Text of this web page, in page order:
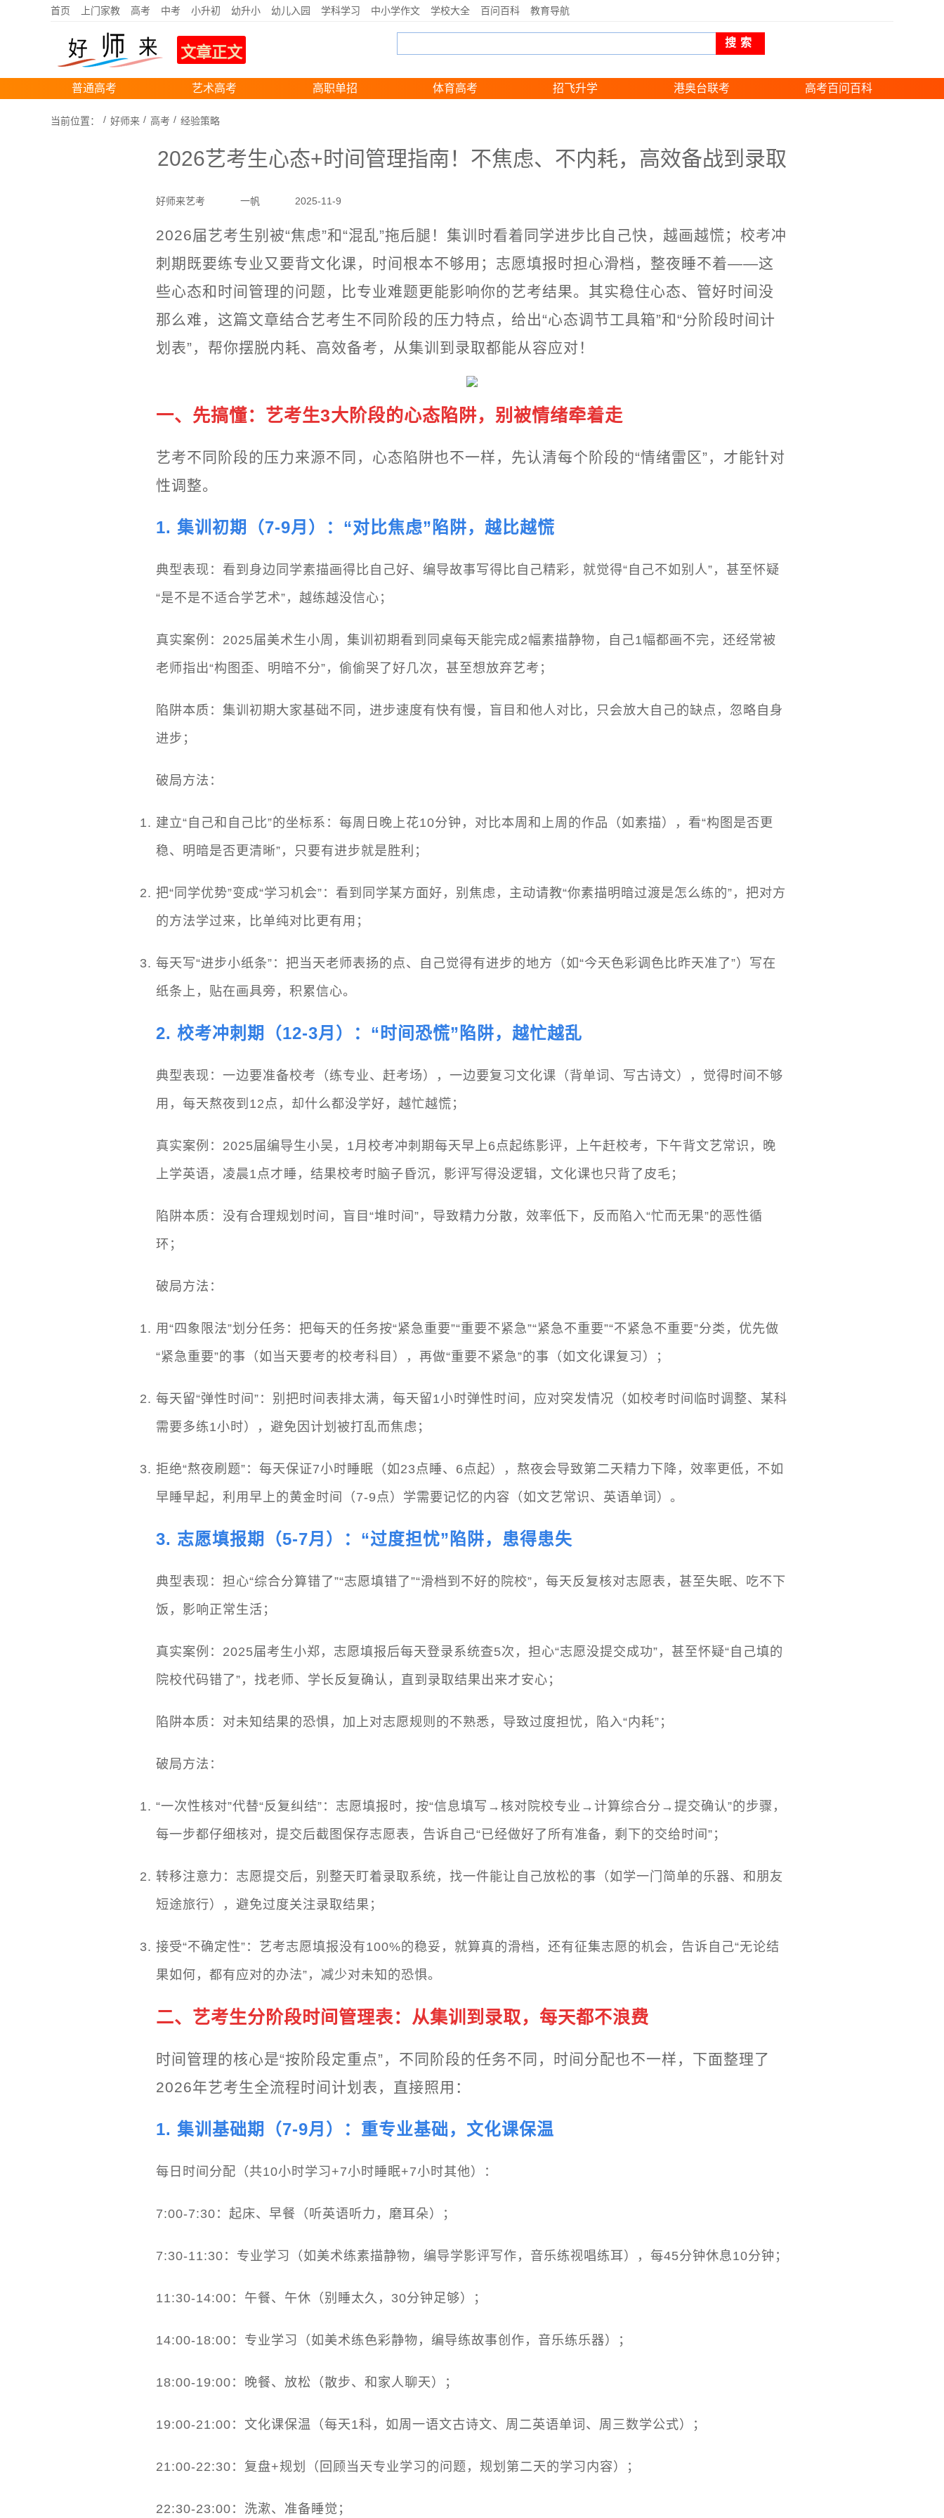
首页 上门家教 高考 中考 小升初 幼升小 幼儿入园 学科学习 中小学作文 学校大全 百问百科 教育导航
文章正文
搜索
普通高考 艺术高考 高职单招 体育高考 招飞升学 港奥台联考 高考百问百科
当前位置： 好师来 高考 经验策略
2026艺考生心态+时间管理指南！不焦虑、不内耗，高效备战到录取
好师来艺考 一帆 2025-11-9
2026届艺考生别被“焦虑”和“混乱”拖后腿！集训时看着同学进步比自己快，越画越慌；校考冲
刺期既要练专业又要背文化课，时间根本不够用；志愿填报时担心滑档，整夜睡不着——这
些心态和时间管理的问题，比专业难题更能影响你的艺考结果。其实稳住心态、管好时间没
那么难，这篇文章结合艺考生不同阶段的压力特点，给出“心态调节工具箱”和“分阶段时间计
划表”，帮你摆脱内耗、高效备考，从集训到录取都能从容应对！
一、先搞懂：艺考生3大阶段的心态陷阱，别被情绪牵着走
艺考不同阶段的压力来源不同，心态陷阱也不一样，先认清每个阶段的“情绪雷区”，才能针对
性调整。
1. 集训初期（7-9月）：“对比焦虑”陷阱，越比越慌
典型表现：看到身边同学素描画得比自己好、编导故事写得比自己精彩，就觉得“自己不如别人”，甚至怀疑
“是不是不适合学艺术”，越练越没信心；
真实案例：2025届美术生小周，集训初期看到同桌每天能完成2幅素描静物，自己1幅都画不完，还经常被
老师指出“构图歪、明暗不分”，偷偷哭了好几次，甚至想放弃艺考；
陷阱本质：集训初期大家基础不同，进步速度有快有慢，盲目和他人对比，只会放大自己的缺点，忽略自身
进步；
破局方法：
建立“自己和自己比”的坐标系：每周日晚上花10分钟，对比本周和上周的作品（如素描），看“构图是否更
稳、明暗是否更清晰”，只要有进步就是胜利；
把“同学优势”变成“学习机会”：看到同学某方面好，别焦虑，主动请教“你素描明暗过渡是怎么练的”，把对方
的方法学过来，比单纯对比更有用；
每天写“进步小纸条”：把当天老师表扬的点、自己觉得有进步的地方（如“今天色彩调色比昨天准了”）写在
纸条上，贴在画具旁，积累信心。
2. 校考冲刺期（12-3月）：“时间恐慌”陷阱，越忙越乱
典型表现：一边要准备校考（练专业、赶考场），一边要复习文化课（背单词、写古诗文），觉得时间不够
用，每天熬夜到12点，却什么都没学好，越忙越慌；
真实案例：2025届编导生小吴，1月校考冲刺期每天早上6点起练影评，上午赶校考，下午背文艺常识，晚
上学英语，凌晨1点才睡，结果校考时脑子昏沉，影评写得没逻辑，文化课也只背了皮毛；
陷阱本质：没有合理规划时间，盲目“堆时间”，导致精力分散，效率低下，反而陷入“忙而无果”的恶性循
环；
破局方法：
用“四象限法”划分任务：把每天的任务按“紧急重要”“重要不紧急”“紧急不重要”“不紧急不重要”分类，优先做
“紧急重要”的事（如当天要考的校考科目），再做“重要不紧急”的事（如文化课复习）；
每天留“弹性时间”：别把时间表排太满，每天留1小时弹性时间，应对突发情况（如校考时间临时调整、某科
需要多练1小时），避免因计划被打乱而焦虑；
拒绝“熬夜刷题”：每天保证7小时睡眠（如23点睡、6点起），熬夜会导致第二天精力下降，效率更低，不如
早睡早起，利用早上的黄金时间（7-9点）学需要记忆的内容（如文艺常识、英语单词）。
3. 志愿填报期（5-7月）：“过度担忧”陷阱，患得患失
典型表现：担心“综合分算错了”“志愿填错了”“滑档到不好的院校”，每天反复核对志愿表，甚至失眠、吃不下
饭，影响正常生活；
真实案例：2025届考生小郑，志愿填报后每天登录系统查5次，担心“志愿没提交成功”，甚至怀疑“自己填的
院校代码错了”，找老师、学长反复确认，直到录取结果出来才安心；
陷阱本质：对未知结果的恐惧，加上对志愿规则的不熟悉，导致过度担忧，陷入“内耗”；
破局方法：
“一次性核对”代替“反复纠结”：志愿填报时，按“信息填写→核对院校专业→计算综合分→提交确认”的步骤，
每一步都仔细核对，提交后截图保存志愿表，告诉自己“已经做好了所有准备，剩下的交给时间”；
转移注意力：志愿提交后，别整天盯着录取系统，找一件能让自己放松的事（如学一门简单的乐器、和朋友
短途旅行），避免过度关注录取结果；
接受“不确定性”：艺考志愿填报没有100%的稳妥，就算真的滑档，还有征集志愿的机会，告诉自己“无论结
果如何，都有应对的办法”，减少对未知的恐惧。
二、艺考生分阶段时间管理表：从集训到录取，每天都不浪费
时间管理的核心是“按阶段定重点”，不同阶段的任务不同，时间分配也不一样，下面整理了
2026年艺考生全流程时间计划表，直接照用：
1. 集训基础期（7-9月）：重专业基础，文化课保温
每日时间分配（共10小时学习+7小时睡眠+7小时其他）：
7:00-7:30：起床、早餐（听英语听力，磨耳朵）；
7:30-11:30：专业学习（如美术练素描静物，编导学影评写作，音乐练视唱练耳），每45分钟休息10分钟；
11:30-14:00：午餐、午休（别睡太久，30分钟足够）；
14:00-18:00：专业学习（如美术练色彩静物，编导练故事创作，音乐练乐器）；
18:00-19:00：晚餐、放松（散步、和家人聊天）；
19:00-21:00：文化课保温（每天1科，如周一语文古诗文、周二英语单词、周三数学公式）；
21:00-22:30：复盘+规划（回顾当天专业学习的问题，规划第二天的学习内容）；
22:30-23:00：洗漱、准备睡觉；